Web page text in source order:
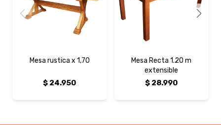
Mesa rustica x 1,70
$ 24.950
Mesa Recta 1.20 m
extensible
$ 28.990